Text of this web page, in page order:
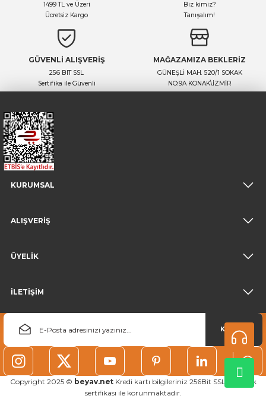
1499 TL ve Üzeri
Ücretsiz Kargo
Biz kimiz?
Tanışalım!
GÜVENLİ ALIŞVERİŞ
256 BIT SSL
Sertifika ile Güvenli
MAĞAZAMIZA BEKLERİZ
GÜNEŞLİ MAH. 520/1 SOKAK
NO:9A KONAK\İZMİR
KURUMSAL
ALIŞVERİŞ
ÜYELİK
İLETİŞİM
KAYDOL
Copyright 2025 © beyav.netKredi kartı bilgileriniz 256Bit SSL güvenlik
sertifikası ile korunmaktadır.